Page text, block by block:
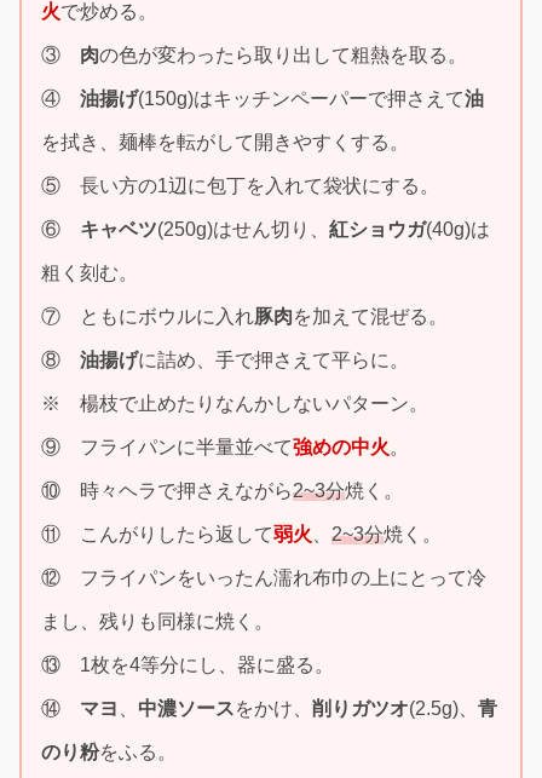
火で炒める。
③ 肉の色が変わったら取り出して粗熱を取る。
④ 油揚げ(150g)はキッチンペーパーで押さえて油
を拭き、麺棒を転がして開きやすくする。
⑤ 長い方の1辺に包丁を入れて袋状にする。
⑥ キャベツ(250g)はせん切り、 紅ショウガ(40g)は
粗く刻む。
⑦ ともにボウルに入れ豚肉を加えて混ぜる。
⑧ 油揚げに詰め、手で押さえて平らに。
※ 楊枝で止めたりなんかしないパターン。
⑨ フライパンに半量並べて強めの中火。
⑩ 時々ヘラで押さえながら2~3分焼く。
⑪ こんがりしたら返して弱火 2~3分焼く。
⑫ フライパンをいったん濡れ布巾の上にとって冷
まし、残りも同様に焼く。
⑬ 1枚を4等分にし、器に盛る。
⑭ マヨ 中濃ソースをかけ、 削りガツオ(2.5g)、 青
のり粉をふる。